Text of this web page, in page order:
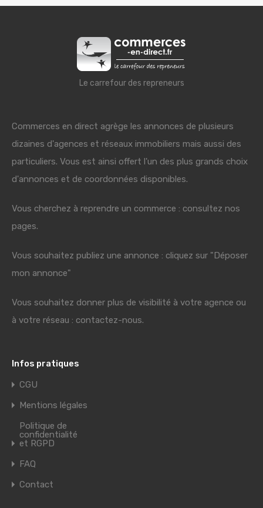
Le carrefour des repreneurs
Commerces en direct agrège les annonces de plusieurs
dizaines d'agences et réseaux immobiliers mais aussi des
particuliers. Vous est ainsi offert l'un des plus grands choix
d'annonces et de coordonnées disponibles.
Vous cherchez à reprendre un commerce : consultez nos
pages.
Vous souhaitez publiez une annonce : cliquez sur "Déposer
mon annonce"
Vous souhaitez donner plus de visibilité à votre agence ou
à votre réseau : contactez-nous.
Infos pratiques
CGU
Mentions légales
Politique de
confidentialité
et RGPD
FAQ
Contact